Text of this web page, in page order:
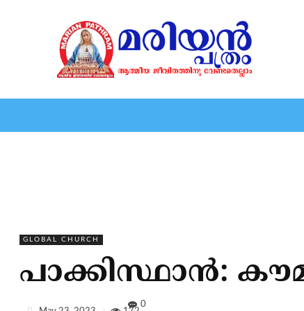
GLOBAL CHURCH
പാക്കിസ്ഥാന്‍:
0